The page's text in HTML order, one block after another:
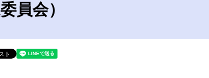
員会）